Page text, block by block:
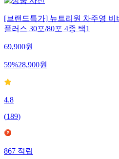
[브랜드특가] 뉴트리원 차주영
플러스 30포/80포 4종 택1
69,900원
59%28,900원
4.8
(189)
867적립